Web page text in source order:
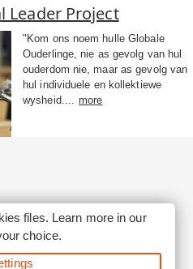
Leader Project
"Kom ons noem hulle Globale
Ouderlinge, nie as gevolg van hul
ouderdom nie, maar as gevolg van
hul individuele en kollektiewe
wysheid....
more
files. Learn more in our
choice.